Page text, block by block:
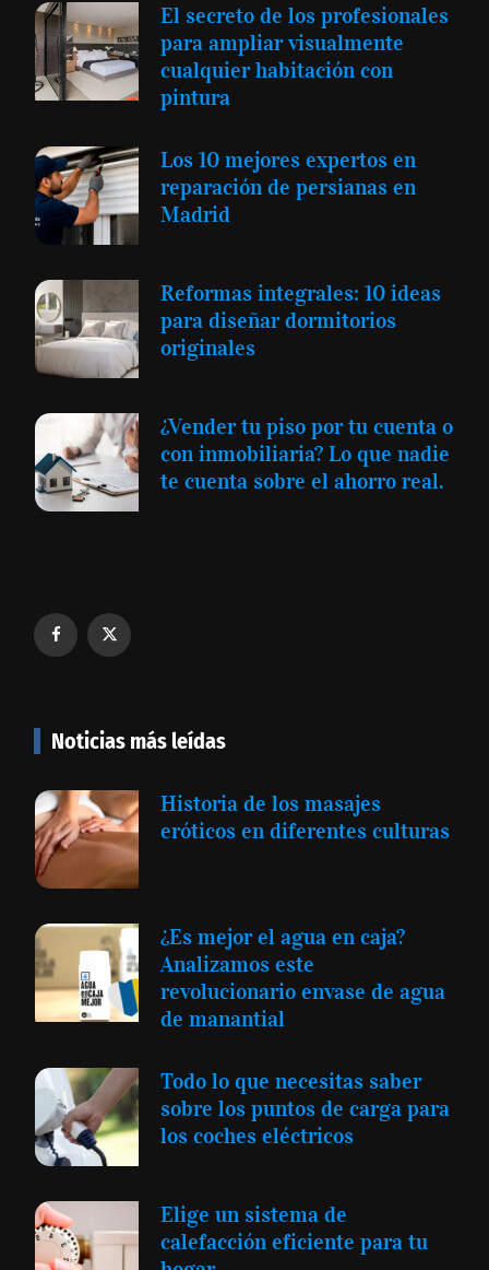
El secreto de los profesionales
para ampliar visualmente
cualquier habitación con
pintura
Los 10 mejores expertos en
reparación de persianas en
Madrid
Reformas integrales: 10 ideas
para diseñar dormitorios
originales
¿Vender tu piso por tu cuenta o
con inmobiliaria? Lo que nadie
te cuenta sobre el ahorro real.
Noticias más leídas
Historia de los masajes
eróticos en diferentes culturas
¿Es mejor el agua en caja?
Analizamos este
revolucionario envase de agua
de manantial
Todo lo que necesitas saber
sobre los puntos de carga para
los coches eléctricos
Elige un sistema de
calefacción eficiente para tu